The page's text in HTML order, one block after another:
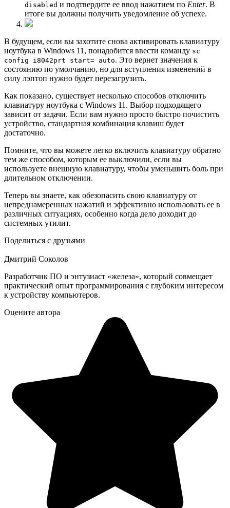
disabled и подтвердите ее ввод нажатием по Enter. В
итоге вы должны получить уведомление об успехе.
В будущем, если вы захотите снова активировать клавиатуру
ноутбука в Windows 11, понадобится ввести команду sc
config i8042prt start= auto. Это вернет значения к
состоянию по умолчанию, но для вступления изменений в
силу лэптоп нужно будет перезагрузить.
Как показано, существует несколько способов отключить
клавиатуру ноутбука с Windows 11. Выбор подходящего
зависит от задачи. Если вам нужно просто быстро почистить
устройство, стандартная комбинация клавиш будет
достаточно.
Помните, что вы можете легко включить клавиатуру обратно
тем же способом, которым ее выключили, если вы
используете внешную клавиатуру, чтобы уменьшить боль при
длительном отключении.
Теперь вы знаете, как обезопасить свою клавиатуру от
непреднамеренных нажатий и эффективно использовать ее в
различных ситуациях, особенно когда дело доходит до
системных утилит.
Поделиться с друзьями
Дмитрий Соколов
Разработчик ПО и энтузиаст «железа», который совмещает
практический опыт программирования с глубоким интересом
к устройству компьютеров.
Оцените автора